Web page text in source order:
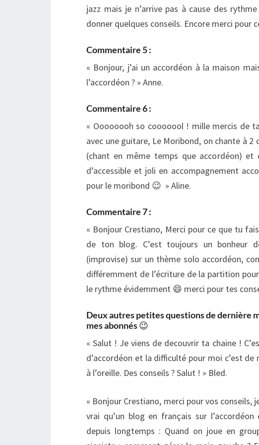
jazz mais je n’arrive pas à cause des
donner quelques conseils. Encore merci pour
Commentaire 5 :
« Bonjour, j’ai un accordéon à la maison
l’accordéon ? » Anne.
Commentaire 6 :
« Oooooooh so cooooool ! mille mercis de
avec une guitare, Le Moribond, on chante à
(chant en même temps que accordéon)
d’accessible et joli en accompagnement
pour le moribond 😉 » Aline.
Commentaire 7 :
« Bonjour Crestiano, Merci pour ce que tu
de ton blog. C’est toujours un bonheur
(improvise) sur un thème solo accordéon,
différemment de l’écriture de la partition
le rythme évidemment 😄 merci pour tes
Deux autres petites questions de dernière
mes abonnés😉
« Salut ! Je viens de decouvrir ta chaine !
d’accordéon et la difficulté pour moi c’est
à l’oreille. Des conseils ? Salut ! » Bled.
« Bonjour Crestiano, merci pour vos conseils,
vrai qu’un blog en français sur
depuis longtemps : Quand on joue en